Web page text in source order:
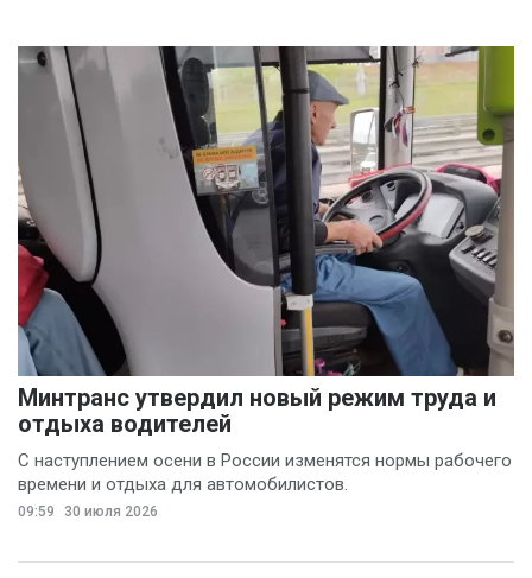
Минтранс утвердил новый режим труда и
отдыха водителей
С наступлением осени в России изменятся нормы рабочего
времени и отдыха для автомобилистов.
09:59 30 июля 2026